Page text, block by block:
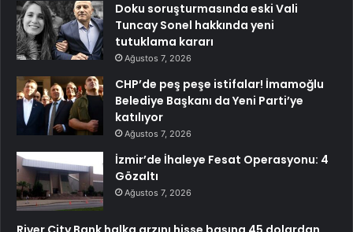
Doku soruşturmasında eski Vali
Tuncay Sonel hakkında yeni
tutuklama kararı
Ağustos 7, 2026
CHP’de peş peşe istifalar! İmamoğlu
Belediye Başkanı da Yeni Parti’ye
katılıyor
Ağustos 7, 2026
İzmir’de İhaleye Fesat Operasyonu: 4
Gözaltı
Ağustos 7, 2026